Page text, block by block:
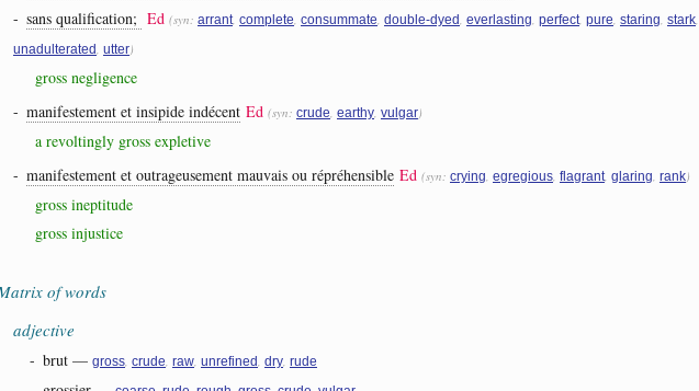
- sans qualification; Ed (syn: arrant, complete, consummate, double-dyed, everlasting, perfect, pure, staring, stark,
unadulterated, utter)
gross negligence
- manifestement et insipide indécent Ed (syn: crude, earthy, vulgar)
a revoltingly gross expletive
- manifestement et outrageusement mauvais ou répréhensible Ed (syn: crying, egregious, flagrant, glaring, rank)
gross ineptitude
gross injustice
of words
adjective
- brut — gross, crude, raw, unrefined, dry, rude